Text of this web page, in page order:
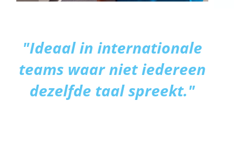
"Ideaal in internationale
teams waar niet iedereen
dezelfde taal spreekt."